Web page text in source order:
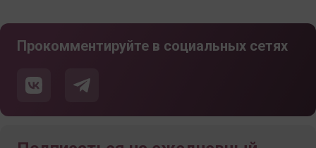
Прокомментируйте в социальных сетях